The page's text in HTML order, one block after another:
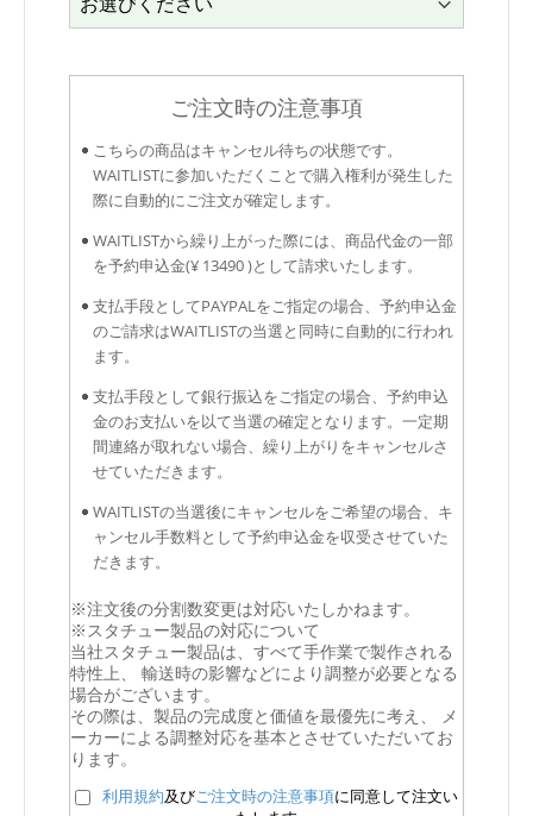
ご注文時の注意事項
こちらの商品はキャンセル待ちの状態です。
WAITLISTに参加いただくことで購入権利が発生した
際に自動的にご注文が確定します。
WAITLISTから繰り上がった際には、商品代金の一部
を予約申込金(¥ 13490 )として請求いたします。
支払手段としてPAYPALをご指定の場合、予約申込金
のご請求はWAITLISTの当選と同時に自動的に行われ
ます。
支払手段として銀行振込をご指定の場合、予約申込
金のお支払いを以て当選の確定となります。一定期
間連絡が取れない場合、繰り上がりをキャンセルさ
せていただきます。
WAITLISTの当選後にキャンセルをご希望の場合、キ
ャンセル手数料として予約申込金を収受させていた
だきます。
※注文後の分割数変更は対応いたしかねます。
※スタチュー製品の対応について
当社スタチュー製品は、すべて手作業で製作される
特性上、 輸送時の影響などにより調整が必要となる
場合がございます。
その際は、製品の完成度と価値を最優先に考え、 メ
ーカーによる調整対応を基本とさせていただいてお
ります。
利用規約及びご注文時の注意事項に同意して注文い